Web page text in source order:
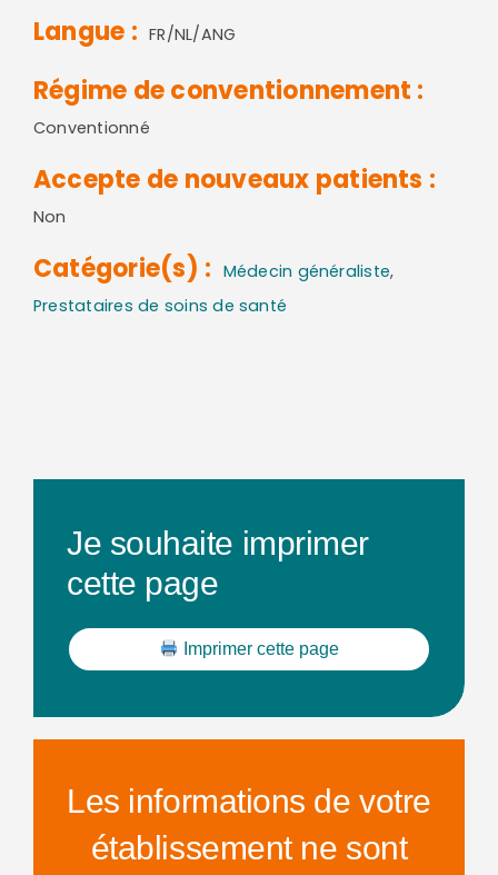
Langue : FR/NL/ANG
Régime de conventionnement :
Conventionné
Accepte de nouveaux patients :
Non
Catégorie(s) : Médecin généraliste,
Prestataires de soins de santé
Je souhaite imprimer
cette page
Imprimer cette page
Les informations de votre
établissement ne sont